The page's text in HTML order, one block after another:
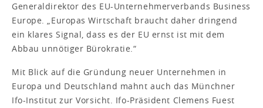
Generaldirektor des EU-Unternehmerverbands Business
Europe. „Europas Wirtschaft braucht daher dringend
ein klares Signal, dass es der EU ernst ist mit dem
Abbau unnötiger Bürokratie.“
Mit Blick auf die Gründung neuer Unternehmen in
Europa und Deutschland mahnt auch das Münchner
Ifo-Institut zur Vorsicht. Ifo-Präsident Clemens Fuest